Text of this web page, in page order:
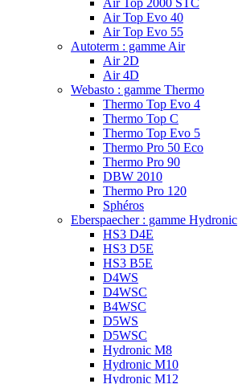
Air Top 2000 STC
Air Top Evo 40
Air Top Evo 55
Autoterm : gamme Air
Air 2D
Air 4D
Webasto : gamme Thermo
Thermo Top Evo 4
Thermo Top C
Thermo Top Evo 5
Thermo Pro 50 Eco
Thermo Pro 90
DBW 2010
Thermo Pro 120
Sphéros
Eberspaecher : gamme Hydronic
HS3 D4E
HS3 D5E
HS3 B5E
D4WS
D4WSC
B4WSC
D5WS
D5WSC
Hydronic M8
Hydronic M10
Hydronic M12